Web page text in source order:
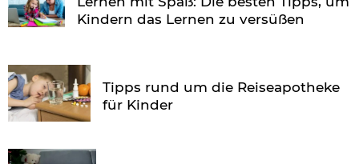
Kindern das Lernen zu versüßen
Tipps rund um die Reiseapotheke
für Kinder